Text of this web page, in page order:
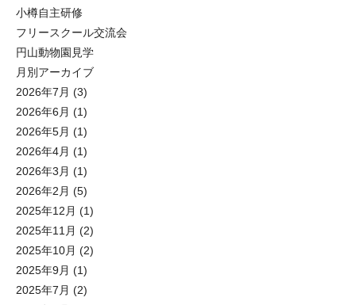
小樽自主研修
フリースクール交流会
円山動物園見学
月別アーカイブ
2026年7月 (3)
2026年6月 (1)
2026年5月 (1)
2026年4月 (1)
2026年3月 (1)
2026年2月 (5)
2025年12月 (1)
2025年11月 (2)
2025年10月 (2)
2025年9月 (1)
2025年7月 (2)